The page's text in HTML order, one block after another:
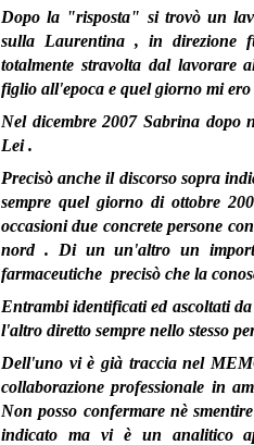
Dopo la "risposta" si trovò un
sulla Laurentina , in direzione
totalmente stravolta dal lavorare
figlio all'epoca e quel giorno mi
Nel dicembre 2007 Sabrina
Lei .
Precisò anche il discorso sopra
sempre quel giorno di ottobre
occasioni due concrete persone
nord . Di un un'altro un
farmaceutiche precisò che la
Entrambi identificati ed ascoltati
l'altro diretto sempre nello stesso
Dell'uno vi è già traccia nel
collaborazione professionale in
Non posso confermare nè
indicato ma vi è un analitico